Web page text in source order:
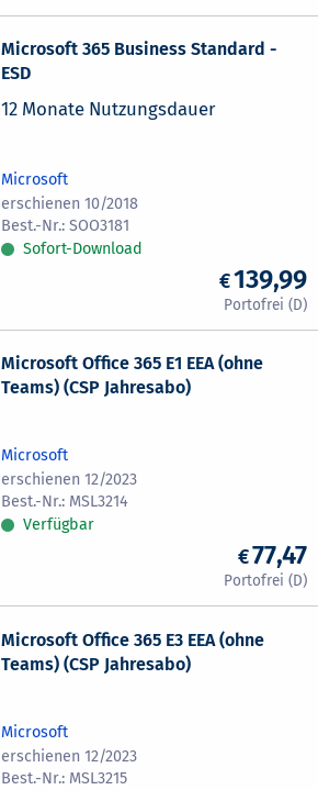
Microsoft 365 Business Standard -
ESD
12 Monate Nutzungsdauer
Microsoft
erschienen 10/2018
SOO3181
Sofort-Download
139,99
Microsoft Office 365 E1 EEA (ohne
Teams) (CSP Jahresabo)
Microsoft
erschienen 12/2023
MSL3214
Verfügbar
77,47
Microsoft Office 365 E3 EEA (ohne
Teams) (CSP Jahresabo)
Microsoft
erschienen 12/2023
MSL3215